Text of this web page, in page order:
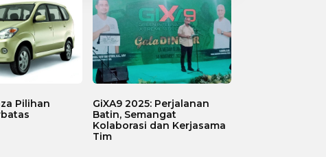
Pilihan
GiXA9 2025: Perjalanan
Batin, Semangat
Kolaborasi dan Kerjasama
Tim